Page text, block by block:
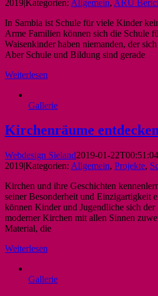
2019|Kategorien: Allgemein, ARU
In Sambia ist Schule für viele Kinder
Arme Familien können sich die Schule
Waisenkinder haben niemanden, der
Aber Schule und Bildung sind gerade
Weiterlesen
Gallerie
Kirchenräume
Webdesign Sieland2019-01-
2019|Kategorien: Allgemein, Projekte,
Kirchen und ihre Geschichten
seiner Besonderheit und Einzigartigkeit
können Kinder und Jugendliche sich der
moderner Kirchen mit allen Sinnen
Material, die
Weiterlesen
Gallerie